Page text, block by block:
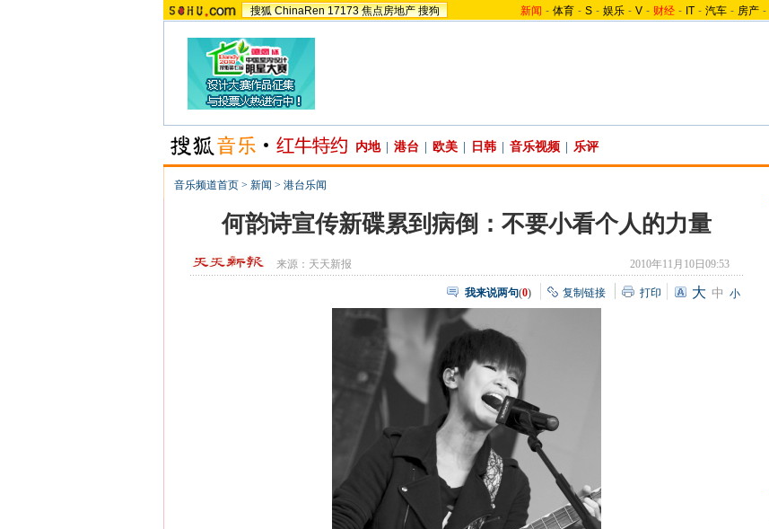
搜狐 ChinaRen 17173 焦点房地产 搜狗 新闻 - 体育 - S - 娱乐 - V - 财经 - IT - 汽车 - 房产 -
内地 港台 欧美 日韩 音乐视频 乐评
音乐频道首页 > 新闻 > 港台乐闻
何韵诗宣传新碟累到病倒：不要小看个人的力量
来源： 天天新报 2010年11月10日09:53
我来说两句(0) 复制链接 打印 大 中 小